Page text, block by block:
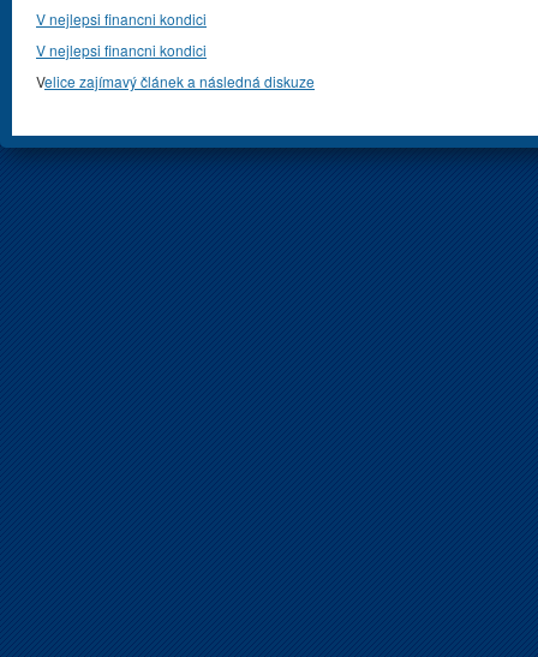
V nejlepsi financni kondici
V nejlepsi financni kondici
Velice zajímavý článek a následná diskuze